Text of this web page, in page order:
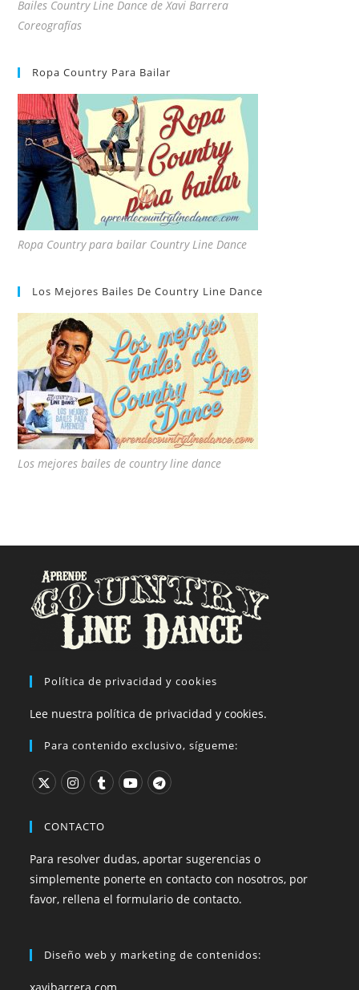
Bailes Country Line Dance de Xavi Barrera
Coreografías
Ropa Country Para Bailar
Ropa Country para bailar Country Line Dance
Los Mejores Bailes De Country Line Dance
Los mejores bailes de country line dance
Política de privacidad y cookies
Lee nuestra política de privacidad y cookies.
Para contenido exclusivo, sígueme:
CONTACTO
Para resolver dudas, aportar sugerencias o
simplemente ponerte en contacto con nosotros, por
favor, rellena el formulario de contacto.
Diseño web y marketing de contenidos: